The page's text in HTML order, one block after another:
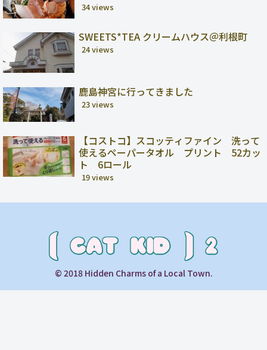
34 views
SWEETS*TEA クリームハウス＠利根町
24 views
鹿島神宮に行ってきました
23 views
【コストコ】スコッティファイン 洗って
使えるペーパータオル プリント 52カッ
ト 6ロール
19 views
© 2018 Hidden Charms of a Local Town.